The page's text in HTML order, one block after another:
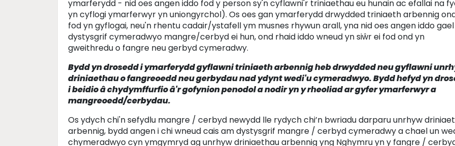
ymarferydd - nid oes angen iddo fod y person sy'n cyflawni'r triniaethau eu hunain ac efallai na
yn cyflogi ymarferwyr yn uniongyrchol). Os oes gan ymarferydd drwydded triniaeth arbennig
fod yn gyflogai, neu'n rhentu cadair/ystafell ym musnes rhywun arall, yna nid oes angen iddo
dystysgrif cymeradwyo mangre/cerbyd ei hun, ond rhaid iddo wneud yn siŵr ei fod ond yn
gweithredu o fangre neu gerbyd cymeradwy.
Bydd yn drosedd i ymarferydd gyflawni triniaeth arbennig heb drwydded neu gyflawni
driniaethau o fangreoedd neu gerbydau nad ydynt wedi'u cymeradwyo.Bydd hefyd yn
i beidio â chydymffurfio â'r gofynion penodol a nodir yn y rheoliad ar gyfer ymarferwyr a
mangreoedd/cerbydau.
Os ydych chi'n sefydlu mangre / cerbyd newydd lle rydych chi’n bwriadu darparu unrhyw
arbennig, bydd angen i chi wneud cais am dystysgrif mangre / cerbyd cymeradwy a chael un
chymeradwyo cyn ymgymryd ag unrhyw driniaethau arbennig yng Nghymru yn y fangre /